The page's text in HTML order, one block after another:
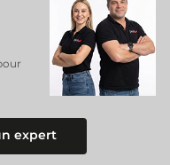
expert